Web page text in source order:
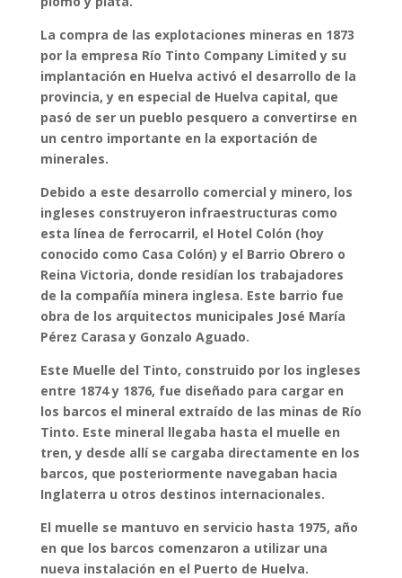
La compra de las explotaciones mineras en 1873
por la empresa Río Tinto Company Limited y su
implantación en Huelva activó el desarrollo de la
provincia, y en especial de Huelva capital, que
pasó de ser un pueblo pesquero a convertirse en
un centro importante en la exportación de
minerales.
Debido a este desarrollo comercial y minero, los
ingleses construyeron infraestructuras como
esta línea de ferrocarril, el Hotel Colón (hoy
conocido como Casa Colón) y el Barrio Obrero o
Reina Victoria, donde residían los trabajadores
de la compañía minera inglesa. Este barrio fue
obra de los arquitectos municipales José María
Pérez Carasa y Gonzalo Aguado.
Este Muelle del Tinto, construido por los ingleses
entre 1874 y 1876, fue diseñado para cargar en
los barcos el mineral extraído de las minas de Río
Tinto. Este mineral llegaba hasta el muelle en
tren, y desde allí se cargaba directamente en los
barcos, que posteriormente navegaban hacia
Inglaterra u otros destinos internacionales.
El muelle se mantuvo en servicio hasta 1975, año
en que los barcos comenzaron a utilizar una
nueva instalación en el Puerto de Huelva.